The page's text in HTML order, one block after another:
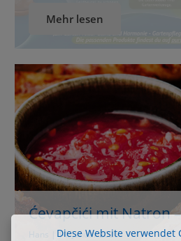
Töpfe und Gartenmöbel
vorzubereiten. Schon kleine
einladender, Blumentöpfe
Mehr lesen
Ćevapčići mit Natron
Balkan-Grill
Hans | 14. Januar 2026
Diese Website verwendet